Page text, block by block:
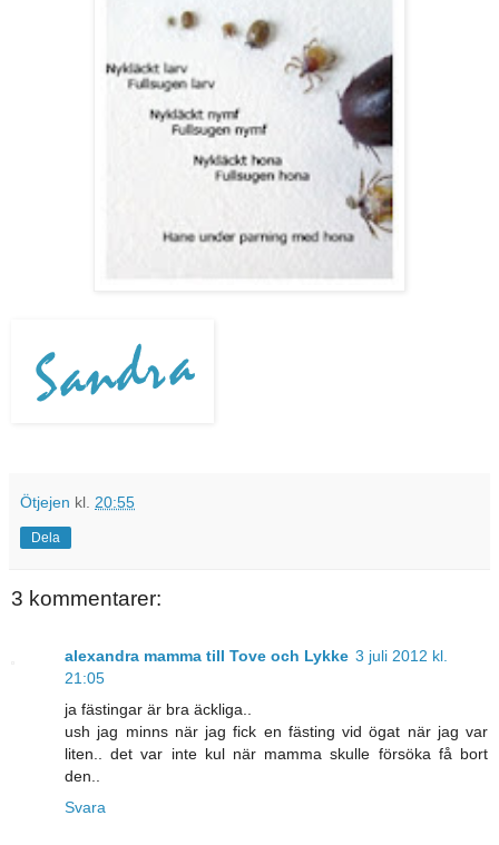
Ötjejen kl. 20:55
Dela
3 kommentarer:
alexandra mamma till Tove och Lykke 3 juli 2012 kl.
21:05
ja fästingar är bra äckliga..
ush jag minns när jag fick en fästing vid ögat när jag var
liten.. det var inte kul när mamma skulle försöka få bort
den..
Svara